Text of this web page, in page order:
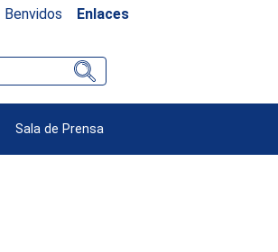
Benvidos Enlaces
Sala de Prensa